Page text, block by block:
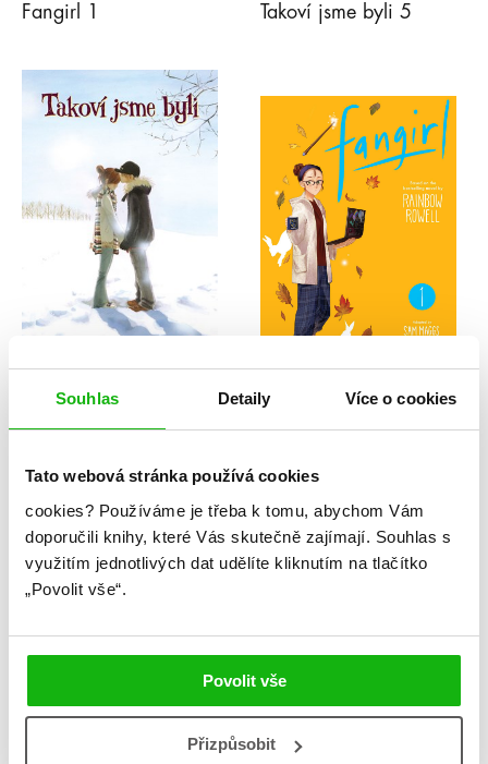
Souhlas Detaily Více o cookies
Tato webová stránka používá cookies
cookies? Používáme je třeba k tomu, abychom Vám
doporučili knihy, které Vás skutečně zajímají. Souhlas s
využitím jednotlivých dat udělíte kliknutím na tlačítko
„Povolit vše“.
Povolit vše
Přizpůsobit
Fangirl 1 Takoví jsme byli 5
Yuki Obata Rainbow Rowellová